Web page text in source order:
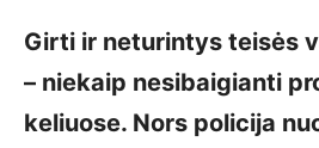
Girti ir neturintys teisės
– niekaip nesibaigianti
keliuose. Nors policija